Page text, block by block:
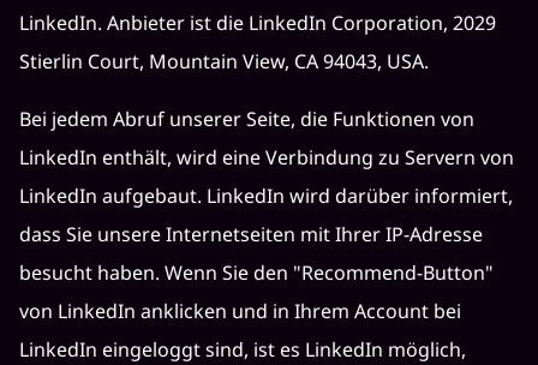
LinkedIn. Anbieter ist die LinkedIn Corporation, 2029
Stierlin Court, Mountain View, CA 94043, USA.
Bei jedem Abruf unserer Seite, die Funktionen von
LinkedIn enthält, wird eine Verbindung zu Servern von
LinkedIn aufgebaut. LinkedIn wird darüber informiert,
dass Sie unsere Internetseiten mit Ihrer IP-Adresse
besucht haben. Wenn Sie den "Recommend-Button"
von LinkedIn anklicken und in Ihrem Account bei
LinkedIn eingeloggt sind, ist es LinkedIn möglich,